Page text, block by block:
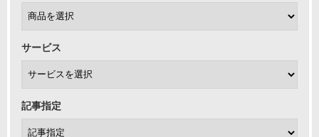
サービス
記事指定